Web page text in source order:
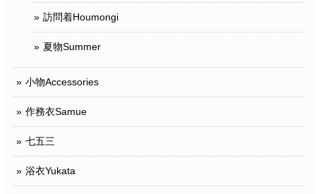
訪問着Houmongi
夏物Summer
小物Accessories
作務衣Samue
七五三
浴衣Yukata